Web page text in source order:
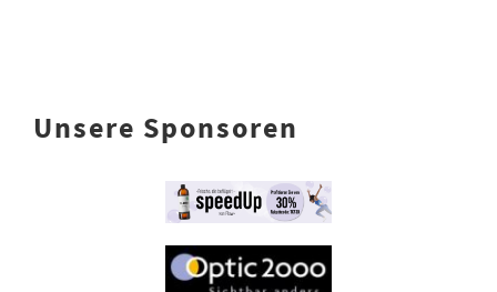
Unsere Sponsoren